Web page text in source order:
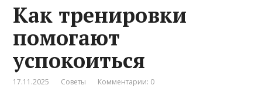
Как тренировки
помогают
успокоиться
17.11.2025 Советы Комментарии: 0